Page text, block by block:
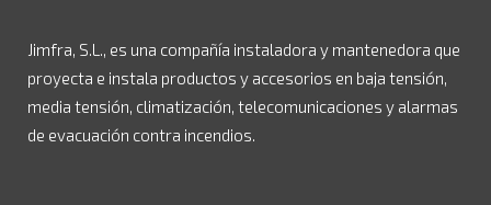
Jimfra, S.L., es una compañía instaladora y mantenedora que
proyecta e instala productos y accesorios en baja tensión,
media tensión, climatización, telecomunicaciones y alarmas
de evacuación contra incendios.